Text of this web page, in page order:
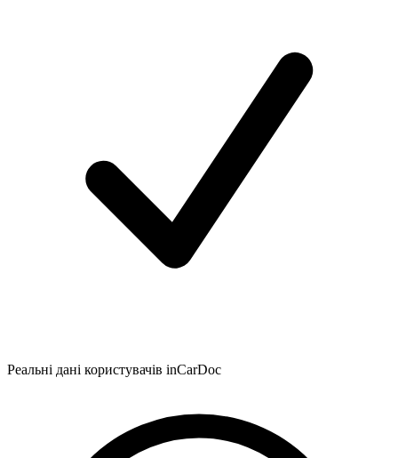
Реальні дані користувачів inCarDoc